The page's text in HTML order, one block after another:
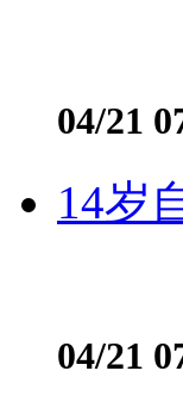
04/21
14岁
04/21